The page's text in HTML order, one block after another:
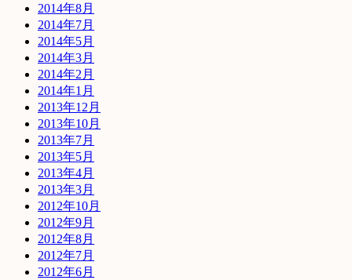
2014年8月
2014年7月
2014年5月
2014年3月
2014年2月
2014年1月
2013年12月
2013年10月
2013年7月
2013年5月
2013年4月
2013年3月
2012年10月
2012年9月
2012年8月
2012年7月
2012年6月